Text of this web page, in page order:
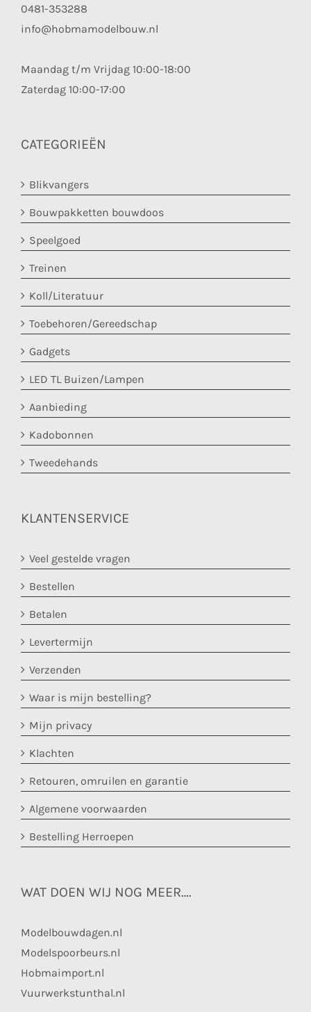
0481-353288
info@hobmamodelbouw.nl
Maandag t/m Vrijdag 10:00-18:00
Zaterdag 10:00-17:00
CATEGORIEËN
Blikvangers
Bouwpakketten bouwdoos
Speelgoed
Treinen
Koll/Literatuur
Toebehoren/Gereedschap
Gadgets
LED TL Buizen/Lampen
Aanbieding
Kadobonnen
Tweedehands
KLANTENSERVICE
Veel gestelde vragen
Bestellen
Betalen
Levertermijn
Verzenden
Waar is mijn bestelling?
Mijn privacy
Klachten
Retouren, omruilen en garantie
Algemene voorwaarden
Bestelling Herroepen
WAT DOEN WIJ NOG MEER….
Modelbouwdagen.nl
Modelspoorbeurs.nl
Hobmaimport.nl
Vuurwerkstunthal.nl